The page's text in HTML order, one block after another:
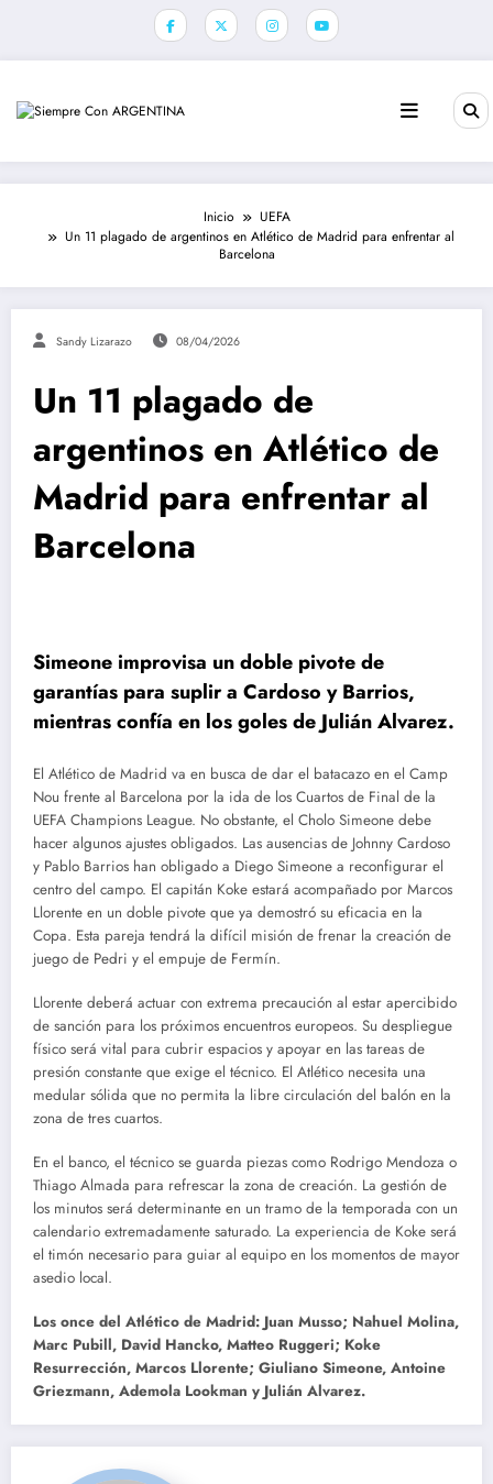
Inicio
UEFA
Un 11 plagado de argentinos en Atlético de Madrid para enfrentar al
Barcelona
Sandy Lizarazo 08/04/2026
Un 11 plagado de
argentinos en Atlético de
Madrid para enfrentar al
Barcelona
Simeone improvisa un doble pivote de
garantías para suplir a Cardoso y Barrios,
mientras confía en los goles de Julián Alvarez.
El Atlético de Madrid va en busca de dar el batacazo en el Camp
Nou frente al Barcelona por la ida de los Cuartos de Final de la
UEFA Champions League. No obstante, el Cholo Simeone debe
hacer algunos ajustes obligados. Las ausencias de Johnny Cardoso
y Pablo Barrios han obligado a Diego Simeone a reconfigurar el
centro del campo. El capitán Koke estará acompañado por Marcos
Llorente en un doble pivote que ya demostró su eficacia en la
Copa. Esta pareja tendrá la difícil misión de frenar la creación de
juego de Pedri y el empuje de Fermín.
Llorente deberá actuar con extrema precaución al estar apercibido
de sanción para los próximos encuentros europeos. Su despliegue
físico será vital para cubrir espacios y apoyar en las tareas de
presión constante que exige el técnico. El Atlético necesita una
medular sólida que no permita la libre circulación del balón en la
zona de tres cuartos.
En el banco, el técnico se guarda piezas como Rodrigo Mendoza o
Thiago Almada para refrescar la zona de creación. La gestión de
los minutos será determinante en un tramo de la temporada con un
calendario extremadamente saturado. La experiencia de Koke será
el timón necesario para guiar al equipo en los momentos de mayor
asedio local.
Los once del Atlético de Madrid: Juan Musso; Nahuel Molina,
Marc Pubill, David Hancko, Matteo Ruggeri; Koke
Resurrección, Marcos Llorente; Giuliano Simeone, Antoine
Griezmann, Ademola Lookman y Julián Alvarez.